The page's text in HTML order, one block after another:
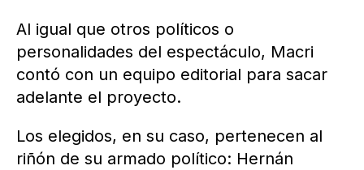
Al igual que otros políticos o
personalidades del espectáculo, Macri
contó con un equipo editorial para sacar
adelante el proyecto.
Los elegidos, en su caso, pertenecen al
riñón de su armado político: Hernán